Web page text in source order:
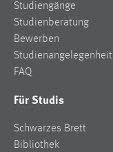
Studiengänge
Studienberatung
Bewerben
FAQ
Für Studis
Schwarzes Brett
Bibliothek
STATISTIK
Statistik
Diese
Matomo
Name:
_pk_ref,